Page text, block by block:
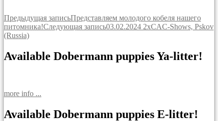
Навигация
по
Предыдущая записьПредставляем молодого кобеля нашего
питомника!Следующая запись03.02.2024 2xCAC-Shows, Pskov
(Russia)
Available Dobermann puppies Ya-litter!
more info ...
Available Dobermann puppies E-litter!